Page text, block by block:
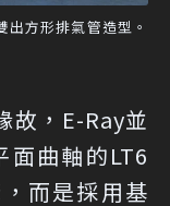
方形排氣管造型。
故，E-Ray並
面曲軸的LT6
而是採用基